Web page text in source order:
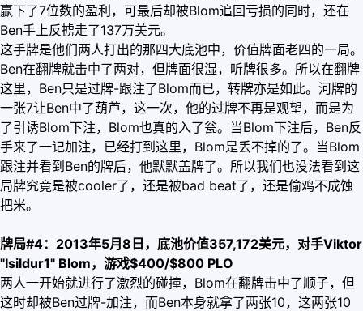
赢下了7位数的盈利，可最后却被Blom追回亏损的同时，还在
Ben手上反掳走了137万美元。
这手牌是他们两人打出的那四大底池中，价值牌面老四的一局。
Ben在翻牌就击中了两对，但牌面很湿，听牌很多。所以在翻牌
这里，Ben只是过牌-跟注了Blom而已，转牌亦是如此。河牌的
一张7让Ben中了葫芦，这一次，他的过牌不再是观望，而是为
了引诱Blom下注，Blom也真的入了瓮。当Blom下注后，Ben反
手来了一记加注，已经打到这里，Blom是丢不掉的了。当Blom
跟注并看到Ben的牌后，他默默盖牌了。所以我们也没法看到这
局牌究竟是被cooler了，还是被bad beat了，还是偷鸡不成蚀
把米。
牌局#4：2013年5月8日，底池价值357,172美元，对手Viktor
"Isildur1" Blom，游戏$400/$800 PLO
两人一开始就进行了激烈的碰撞，Blom在翻牌击中了顺子，但
这时却被Ben过牌-加注，而Ben本身就拿了两张10，这两张10